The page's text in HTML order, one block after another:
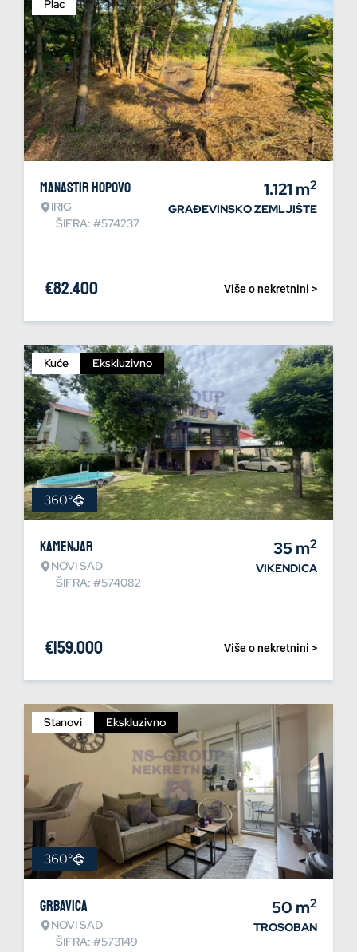
Plac
Manastir Hopovo
IRIG
ŠIFRA: #574237
1.121 m2
GRAĐEVINSKO ZEMLJIŠTE
Više o nekretnini >
€82.400
Kuće Ekskluzivno
360°
Kamenjar
NOVI SAD
ŠIFRA: #574082
35m2
VIKENDICA
Više o nekretnini >
€159.000
Stanovi Ekskluzivno
360°
Grbavica
NOVI SAD
ŠIFRA: #573149
50 m2
TROSOBAN